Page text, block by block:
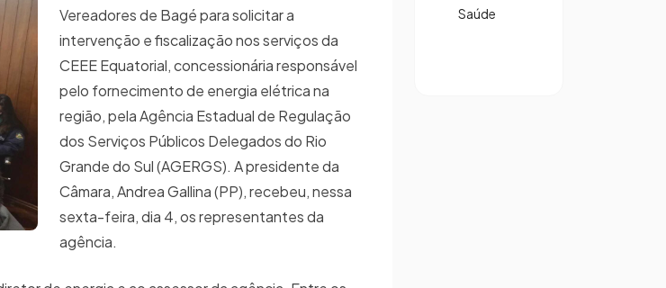
Vereadores de Bagé para solicitar a
intervenção e fiscalização nos serviços da
CEEE Equatorial, concessionária responsável
pelo fornecimento de energia elétrica na
região, pela Agência Estadual de Regulação
dos Serviços Públicos Delegados do Rio
Grande do Sul (AGERGS). A presidente da
Câmara, Andrea Gallina (PP), recebeu, nessa
sexta-feira, dia 4, os representantes da
agência.
Saúde